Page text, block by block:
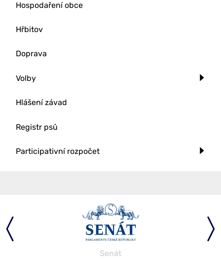
Hospodaření obce
Hřbitov
Doprava
Volby
Hlášení závad
Registr psů
Participativní rozpočet
Senát